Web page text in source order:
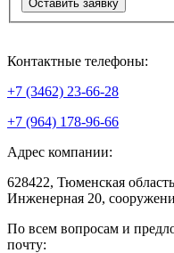
Контактные телефоны:
+7 (3462) 23-66-28
+7 (964) 178-96-66
Адрес компании:
628422, Тюменская
Инженерная 20,
По всем вопросам и
почту: